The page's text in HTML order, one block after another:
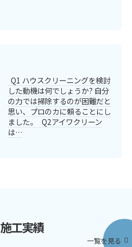
Q1 ハウスクリーニングを検討
した動機は何でしょうか? 自分
の力では掃除するのが困難だと
思い、プロのカに頼ることにし
ました。 Q2アイワクリーン
は…
施工実績
一覧を見る